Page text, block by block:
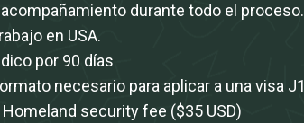
durante todo el proceso.
en USA.
por 90 días
necesario para aplicar a una visa J1
Homeland security fee ($35 USD)